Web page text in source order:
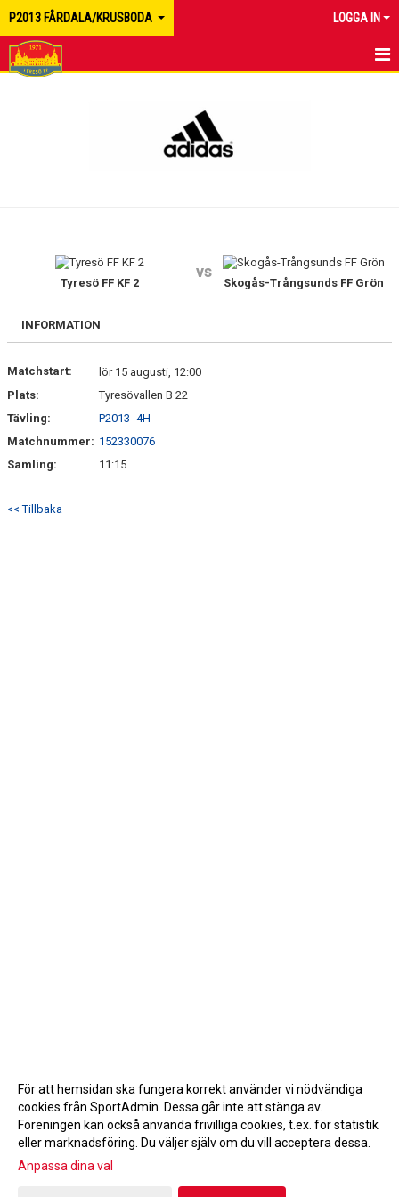
P2013 FÅRDALA/KRUSBODA LOGGA IN
BILDGALLERI
DOKUMENT
Tyresö FF KF 2
vs
Skogås-Trångsunds FF Grön
INFORMATION
Matchstart:
lör 15 augusti, 12:00
Plats:
Tyresövallen B 22
Tävling:
P2013- 4H
Matchnummer: 152330076
Samling:
11:15
<< Tillbaka
Gå till Webbversion
För att hemsidan ska fungera korrekt använder vi nödvändiga
cookies från SportAdmin. Dessa går inte att stänga av.
Föreningen kan också använda frivilliga cookies, t.ex. för statistik
eller marknadsföring. Du väljer själv om du vill acceptera dessa.
Anpassa dina val